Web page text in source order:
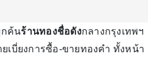
กค้นร้านทองชื่อดังกลางกรุงเทพฯ
เบี่ยงการซื้อ-ขายทองคำ ทั้งหน้า